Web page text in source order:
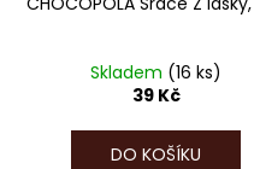
Skladem (16 ks)
39 Kč
DO KOŠÍKU